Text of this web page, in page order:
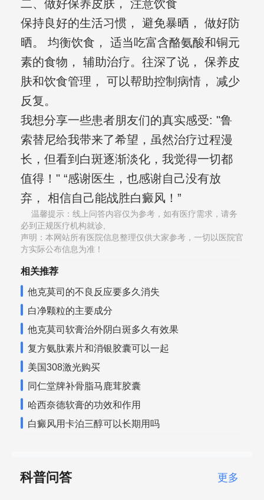
二、做好保养皮肤， 注意饮食
保持良好的生活习惯， 避免暴晒， 做好防
晒。 均衡饮食， 适当吃富含酪氨酸和铜元
素的食物， 辅助治疗。往深了说， 保养皮
肤和饮食管理， 可以帮助控制病情， 减少
反复。
我想分享一些患者朋友们的真实感受: "鲁
索替尼给我带来了希望，虽然治疗过程漫
长，但看到白斑逐渐淡化，我觉得一切都
值得！" “感谢医生，也感谢自己没有放
弃， 相信自己能战胜白癜风！”
温馨提示：线上问答内容仅为参考，如有医疗需求，请务
必到正规医疗机构就诊,
声明：本网站所有医院信息整理仅供大家参考，一切以医院官
方实际公布信息为准！
相关推荐
他克莫司的不良反应要多久消失
白净颗粒的主要成分
他克莫司软膏治外阴白斑多久有效果
复方氨肽素片和消银胶囊可以一起
美国308激光购买
同仁堂牌补骨脂马鹿茸胶囊
哈西奈德软膏的功效和作用
白癜风用卡泊三醇可以长期用吗
科普问答 更多